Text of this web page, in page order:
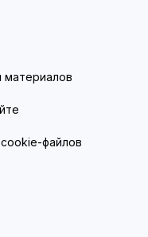
материалов
файлов